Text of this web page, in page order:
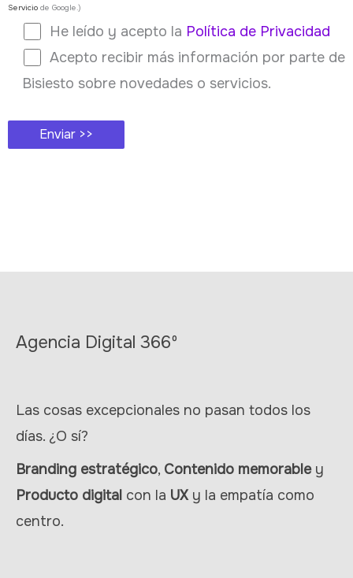
Servicio de Google.)
He leído y acepto la Política de Privacidad
Acepto recibir más información por parte de
Bisiesto sobre novedades o servicios.
Agencia Digital 366º
Las cosas excepcionales no pasan todos los
días. ¿O sí?
Branding estratégico, Contenido memorabley
Producto digital con la UXy la empatía como
centro.